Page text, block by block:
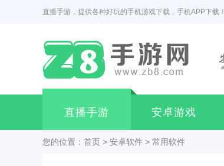
直播手游，提供各种好玩的手机游戏下载，手机APP下载！
直播手游 安卓游戏
您的位置： 首页 > 安卓软件 > 常用软件